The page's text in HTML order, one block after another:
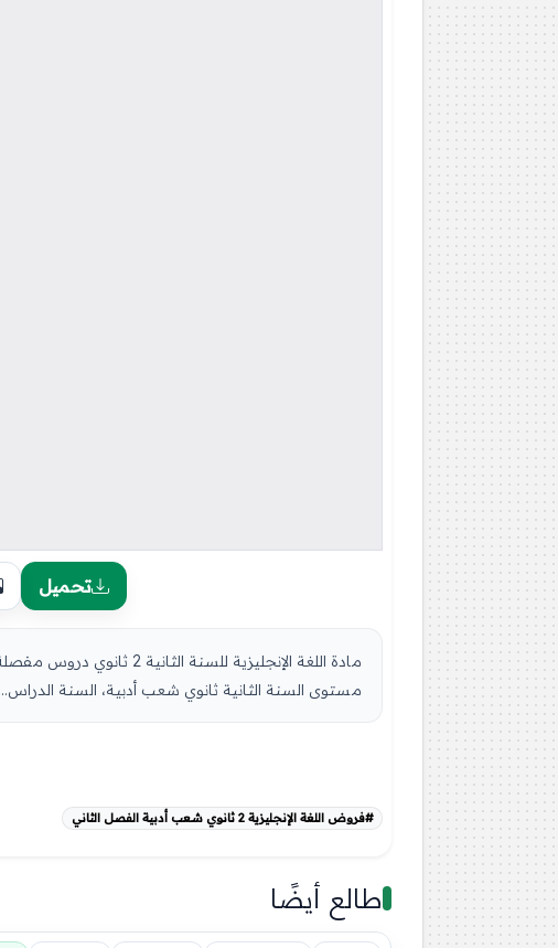
تحميل
مستوى السنة الثانية ثانوي شعب أدبية، السنة الدراس...
#فروض اللغة الإنجليزية 2 ثانوي شعب أدبية الفصل الثاني
طالع أيضًا